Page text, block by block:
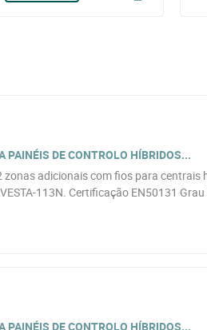
PAINÉIS DE CONTROLO HÍBRIDOS...
zonas adicionais com fios para centrais
113N. Certificação EN50131 Grau
PAINÉIS DE CONTROLO HÍBRIDOS...